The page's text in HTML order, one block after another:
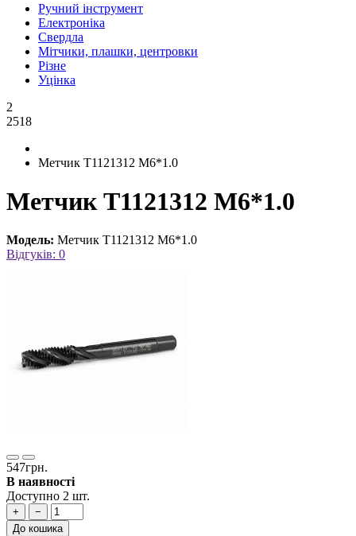
Ручний інструмент
Електроніка
Свердла
Мітчики, плашки, центровки
Різне
Уцінка
2
2518
Метчик T1121312 M6*1.0
Метчик T1121312 M6*1.0
Модель: Метчик T1121312 M6*1.0
Відгуків: 0
547грн.
В наявності
Доступно 2 шт.
+
−
До кошика